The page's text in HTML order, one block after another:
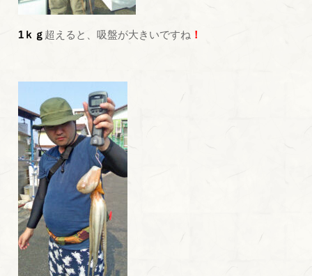
1ｋｇ 超えると、吸盤が大きいですね ！